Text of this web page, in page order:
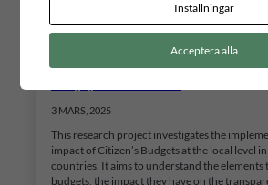
Increasing Transparency in Local
Implementation of Citizen Budgets
3 MARS, 2025
This research project investigates the
impact of Citizen’s Budgets at the local level
countries. It aims to understand the elements
budgets, the impact they have on the
Inställningar
Acceptera alla